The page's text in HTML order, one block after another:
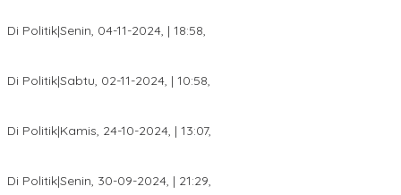
Di Politik|Senin, 04-11-2024, | 18:58,
Di Politik|Sabtu, 02-11-2024, | 10:58,
Di Politik|Kamis, 24-10-2024, | 13:07,
Di Politik|Senin, 30-09-2024, | 21:29,